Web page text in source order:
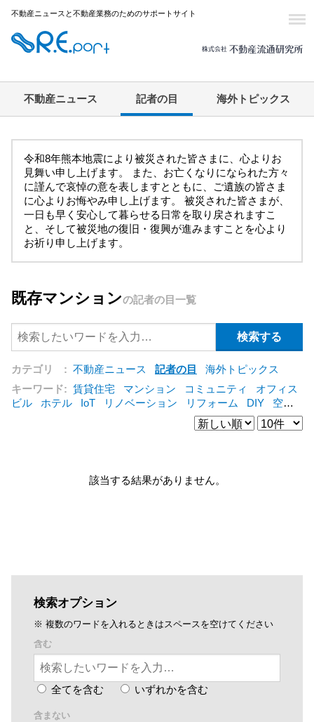
不動産ニュースと不動産業務のためのサポートサイト
不動産ニュース 記者の目 海外トピックス
令和8年熊本地震により被災された皆さまに、心よりお
見舞い申し上げます。 また、お亡くなりになられた方々
に謹んで哀悼の意を表しますとともに、ご遺族の皆さま
に心よりお悔やみ申し上げます。 被災された皆さまが、
一日も早く安心して暮らせる日常を取り戻されますこ
と、そして被災地の復旧・復興が進みますことを心より
お祈り申し上げます。
既存マンションの記者の目一覧
カテゴリ : 不動産ニュース 記者の目
海外トピックス
キーワード: 賃貸住宅 マンション コミュニティ
オフィス
ビル
ホテル IoT リノベーション リフォーム DIY
空き
シェアリングエコノミー 建売住宅
管理
公営住宅 三菱地所 仲介[+]
該当する結果がありません。
検索オプション
※ 複数のワードを入れるときはスペースを空けてください
含む
全てを含む いずれかを含む
含まない